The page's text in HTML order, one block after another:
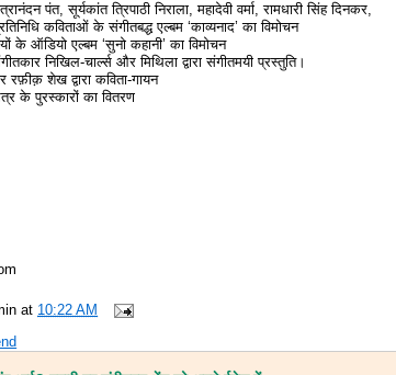
पंत, सूर्यकांत त्रिपाठी निराला, महादेवी वर्मा, रामधारी सिंह दिनकर,
कविताओं के संगीतबद्ध एल्बम ‘काव्यनाद’ का विमोचन
के ऑडियो एल्बम ‘सुनो कहानी’ का विमोचन
निखिल-चार्ल्स और मिथिला द्वारा संगीतमयी प्रस्तुति।
शेख द्वारा कविता-गायन
के पुरस्कारों का वितरण
at 10:22 AM